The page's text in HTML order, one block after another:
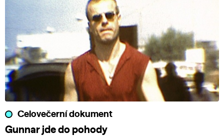
Celovečerní dokument
Gunnar jde do pohody